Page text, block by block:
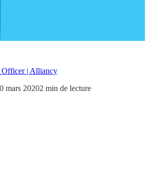
Officer | Alliancy
mars 20202 min de lecture